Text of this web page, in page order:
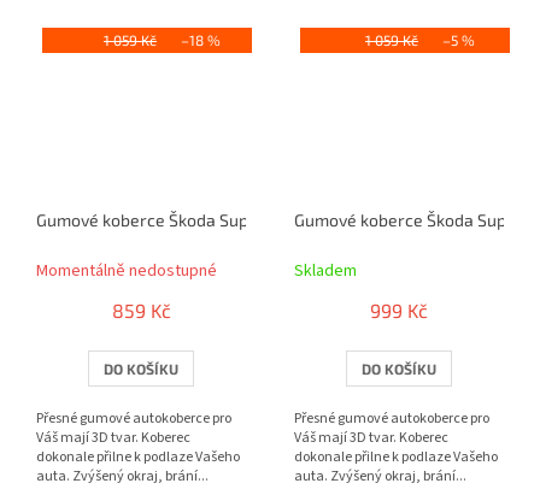
1 059 Kč –18 %
Gumové koberce Škoda Superb III 3D (2015)
Momentálně nedostupné
859 Kč
DO KOŠÍKU
Přesné gumové autokoberce pro
Váš mají 3D tvar. Koberec
dokonale přilne k podlaze Vašeho
auta. Zvýšený okraj, brání...
1 059 Kč –5 %
Gumové koberce Škoda
Skladem
999 Kč
DO KOŠÍKU
Přesné gumové autokoberce pro
Váš mají 3D tvar. Koberec
dokonale přilne k podlaze Vašeho
auta. Zvýšený okraj, brání...